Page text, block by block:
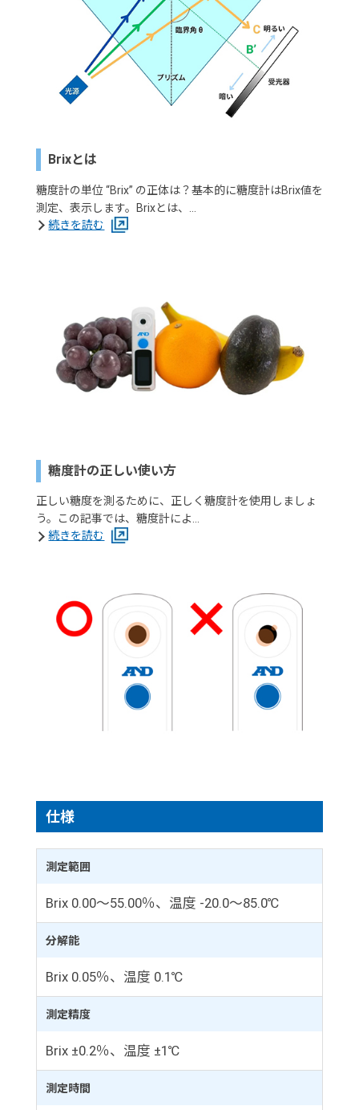
Brixとは
糖度計の単位 “Brix” の正体は？基本的に糖度計はBrix値を
測定、表示します。Brixとは、…
続きを読む
糖度計の正しい使い方
正しい糖度を測るために、正しく糖度計を使用しましょ
う。この記事では、糖度計によ…
続きを読む
仕様
測定範囲
Brix 0.00～55.00％、温度 -20.0～85.0℃
分解能
Brix 0.05％、温度 0.1℃
測定精度
Brix ±0.2％、温度 ±1℃
測定時間